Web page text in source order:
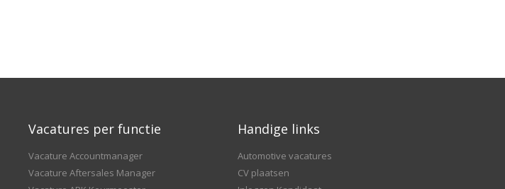
Vacatures per functie
Vacature Accountmanager
Vacature Aftersales Manager
Handige links
Automotive vacatures
CV plaatsen